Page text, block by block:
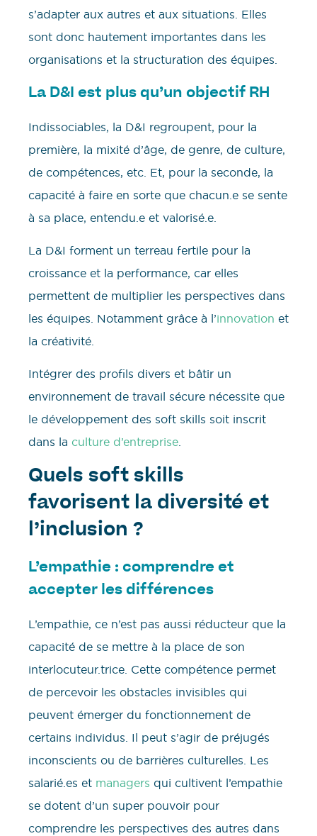
s’adapter aux autres et aux situations. Elles
sont donc hautement importantes dans les
organisations et la structuration des équipes.
La D&I est plus qu’un objectif RH
Indissociables, la D&I regroupent, pour la
première, la mixité d’âge, de genre, de culture,
de compétences, etc. Et, pour la seconde, la
capacité à faire en sorte que chacun.e se sente
à sa place, entendu.e et valorisé.e.
La D&I forment un terreau fertile pour la
croissance et la performance, car elles
permettent de multiplier les perspectives dans
les équipes. Notamment grâce à l’innovation et
la créativité.
Intégrer des profils divers et bâtir un
environnement de travail sécure nécessite que
le développement des soft skills soit inscrit
dans la culture d’entreprise.
Quels soft skills
favorisent la diversité et
l’inclusion ?
L’empathie : comprendre et
accepter les différences
L’empathie, ce n’est pas aussi réducteur que la
capacité de se mettre à la place de son
interlocuteur.trice. Cette compétence permet
de percevoir les obstacles invisibles qui
peuvent émerger du fonctionnement de
certains individus. Il peut s’agir de préjugés
inconscients ou de barrières culturelles. Les
salarié.es et managers qui cultivent l’empathie
se dotent d’un super pouvoir pour
comprendre les perspectives des autres dans